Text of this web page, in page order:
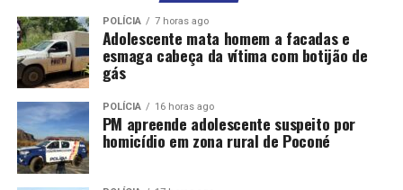
POLÍCIA 7 horas ago
Adolescente mata homem a facadas e
esmaga cabeça da vítima com botijão de
gás
POLÍCIA 16 horas ago
PM apreende adolescente suspeito por
homicídio em zona rural de Poconé